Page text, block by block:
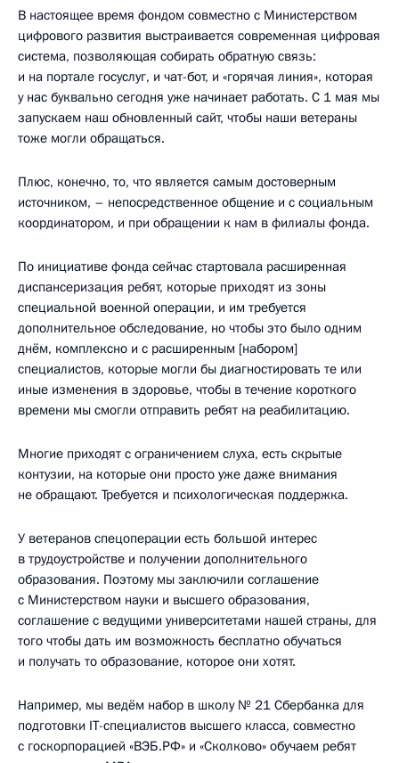
В настоящее время фондом совместно с Министерством
цифрового развития выстраивается современная цифровая
система, позволяющая собирать обратную связь:
и на портале госуслуг, и чат-бот, и «горячая линия», которая
у нас буквально сегодня уже начинает работать. С 1 мая мы
запускаем наш обновленный сайт, чтобы наши ветераны
тоже могли обращаться.
Плюс, конечно, то, что является самым достоверным
источником, – непосредственное общение и с социальным
координатором, и при обращении к нам в филиалы фонда.
По инициативе фонда сейчас стартовала расширенная
диспансеризация ребят, которые приходят из зоны
специальной военной операции, и им требуется
дополнительное обследование, но чтобы это было одним
днём, комплексно и с расширенным [набором]
специалистов, которые могли бы диагностировать те или
иные изменения в здоровье, чтобы в течение короткого
времени мы смогли отправить ребят на реабилитацию.
Многие приходят с ограничением слуха, есть скрытые
контузии, на которые они просто уже даже внимания
не обращают. Требуется и психологическая поддержка.
У ветеранов спецоперации есть большой интерес
в трудоустройстве и получении дополнительного
образования. Поэтому мы заключили соглашение
с Министерством науки и высшего образования,
соглашение с ведущими университетами нашей страны, для
того чтобы дать им возможность бесплатно обучаться
и получать то образование, которое они хотят.
Например, мы ведём набор в школу № 21 Сбербанка для
подготовки IT-специалистов высшего класса, совместно
с госкорпорацией «ВЭБ.РФ» и «Сколково» обучаем ребят